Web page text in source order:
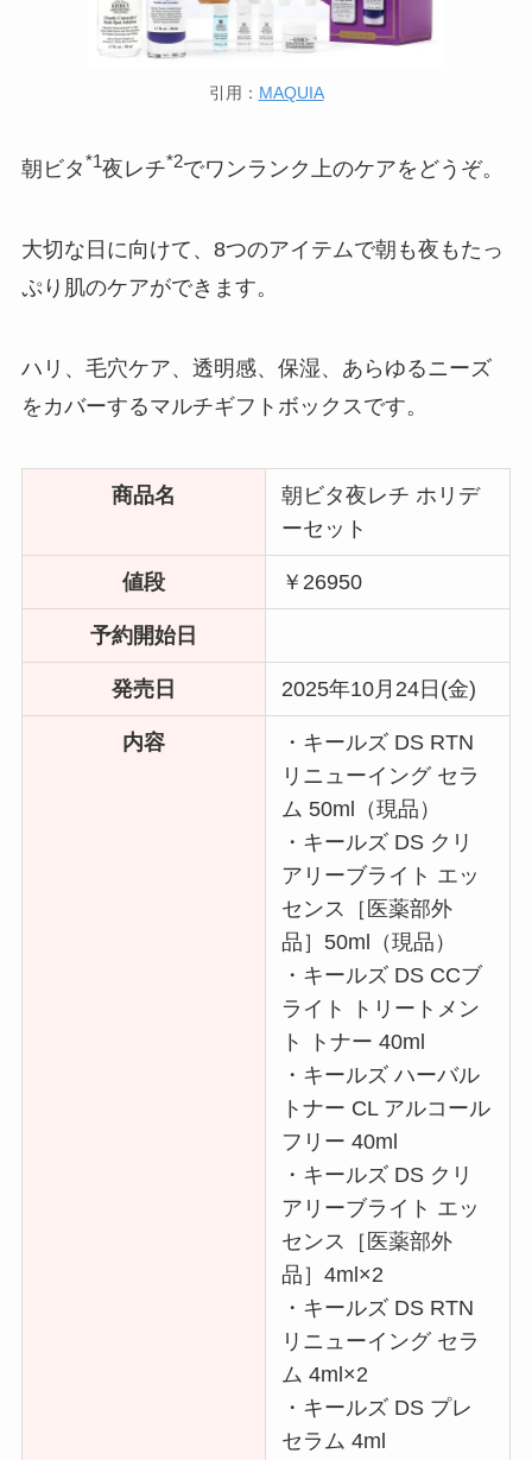
引用： MAQUIA
朝ビタ*1夜レチ*2でワンランク上のケアをどうぞ。
大切な日に向けて、8つのアイテムで朝も夜もたっ
ぷり肌のケアができます。
ハリ、毛穴ケア、透明感、保湿、あらゆるニーズ
をカバーするマルチギフトボックスです。
商品名
朝ビタ夜レチ ホリデ
ーセット
値段 ￥26950
予約開始日
発売日 2025年10月24日(金)
内容
・キールズ DS RTN
リニューイング セラ
ム 50ml（現品）
・キールズ DS クリ
アリーブライト エッ
センス［医薬部外
品］50ml（現品）
・キールズ DS CCブ
ライト トリートメン
ト トナー 40ml
・キールズ ハーバル
トナー CL アルコール
フリー 40ml
・キールズ DS クリ
アリーブライト エッ
センス［医薬部外
品］4ml×2
・キールズ DS RTN
リニューイング セラ
ム 4ml×2
・キールズ DS プレ
セラム 4ml